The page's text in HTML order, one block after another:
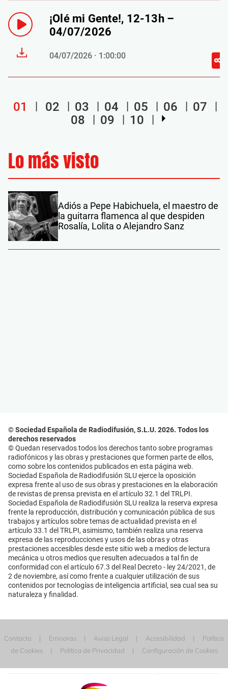
¡Olé mi Gente!, 12-13h –
04/07/2026
04/07/2026 · 1:00:00
01 02 03 04 05 06
07
08
09 10
Lo más visto
Adiós a Pepe Habichuela, el maestro de
la guitarra flamenca al que despiden
Rosalía, Lolita o Alejandro Sanz
© Sociedad Española de Radiodifusión, S.L.U. 2026. Todos los
derechos reservados
© Quedan reservados todos los derechos tanto sobre programas
radiofónicos y las obras y prestaciones que formen parte de ellos,
como sobre los contenidos publicados en esta página web.
Sociedad Española de Radiodifusión SLU ejerce la oposición
expresa frente al uso de sus obras y prestaciones en la elaboración
de revistas de prensa prevista en el artículo 32.1 del TRLPI.
Sociedad Española de Radiodifusión SLU realiza la reserva expresa
frente la reproducción, distribución y comunicación pública de sus
trabajos y artículos sobre temas de actualidad prevista en el
artículo 33.1 del TRLPI, asimismo, también realiza una reserva
expresa de las reproducciones y usos de las obras y otras
prestaciones accesibles desde este sitio web a medios de lectura
mecánica u otros medios que resulten adecuados a tal fin de
conformidad con el artículo 67.3 del Real Decreto - ley 24/2021, de
2 de noviembre, así como frente a cualquier utilización de sus
contenidos por tecnologías de inteligencia artificial, sea cual sea su
naturaleza y finalidad.
Contacta Emisoras Aviso Legal Accesibilidad
Política
de Cookies
Política de Privacidad Configuración de Cookies